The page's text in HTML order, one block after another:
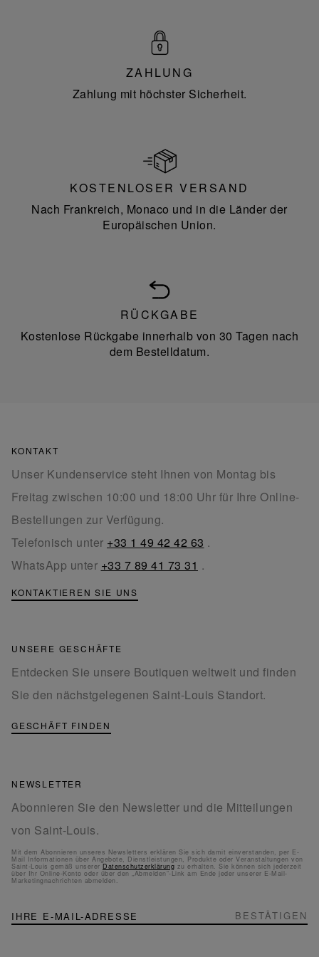
ZAHLUNG
Zahlung mit höchster Sicherheit.
KOSTENLOSER VERSAND
Nach Frankreich, Monaco und in die Länder der
Europäischen Union.
RÜCKGABE
Kostenlose Rückgabe innerhalb von 30 Tagen nach
dem Bestelldatum.
KONTAKT
Unser Kundenservice steht Ihnen von Montag bis
Freitag zwischen 10:00 und 18:00 Uhr für Ihre Online-
Bestellungen zur Verfügung.
Telefonisch unter +33 1 49 42 42 63 .
WhatsApp unter +33 7 89 41 73 31 .
KONTAKTIEREN SIE UNS
UNSERE GESCHÄFTE
Entdecken Sie unsere Boutiquen weltweit und finden
Sie den nächstgelegenen Saint-Louis Standort.
GESCHÄFT FINDEN
NEWSLETTER
Abonnieren Sie den Newsletter und die Mitteilungen
von Saint-Louis.
Mit dem Abonnieren unseres Newsletters erklären Sie sich damit einverstanden, per E-
Mail Informationen über Angebote, Dienstleistungen, Produkte oder Veranstaltungen von
Saint-Louis gemäß unsererDatenschutzerklärung zu erhalten. Sie können sich jederzeit
über Ihr Online-Konto oder über den „Abmelden“-Link am Ende jeder unserer E-Mail-
Marketingnachrichten abmelden.
NEWSLETTER
Melden
Sie
BESTÄTIGEN